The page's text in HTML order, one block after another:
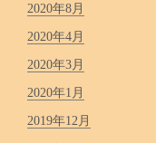
2020年8月
2020年4月
2020年3月
2020年1月
2019年12月